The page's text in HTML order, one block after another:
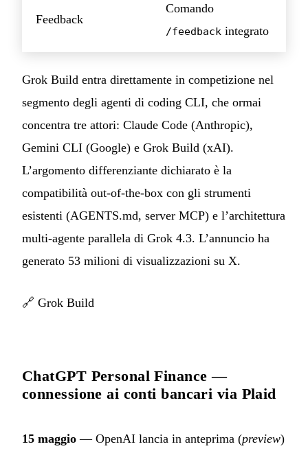
Feedback
Comando
/feedback integrato
Grok Build entra direttamente in competizione nel
segmento degli agenti di coding CLI, che ormai
concentra tre attori: Claude Code (Anthropic),
Gemini CLI (Google) e Grok Build (xAI).
L’argomento differenziante dichiarato è la
compatibilità out-of-the-box con gli strumenti
esistenti (AGENTS.md, server MCP) e l’architettura
multi-agente parallela di Grok 4.3. L’annuncio ha
generato 53 milioni di visualizzazioni su X.
🔗 Grok Build
ChatGPT Personal Finance —
connessione ai conti bancari via Plaid
15 maggio — OpenAI lancia in anteprima (preview)